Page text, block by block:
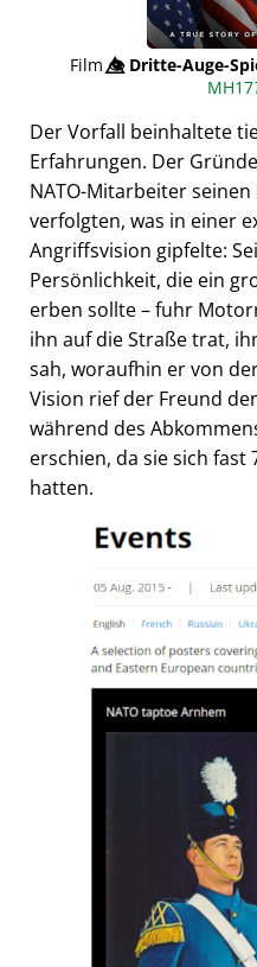
Film👁️⃤Dritte-Auge-
MH17
Der Vorfall beinhaltete
Erfahrungen. Der
NATO-Mitarbeiter
verfolgten, was in einer
Angriffsvision gipfelte:
Persönlichkeit, die ein
erben sollte – fuhr
ihn auf die Straße trat,
sah, woraufhin er von
Vision rief der Freund
während des
erschien, da sie sich fast
hatten.